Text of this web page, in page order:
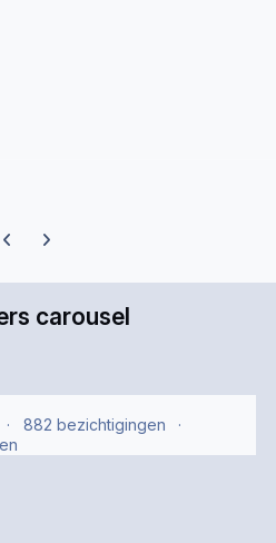
carousel slide
Next carousel slide
carousel
882 bezichtigingen